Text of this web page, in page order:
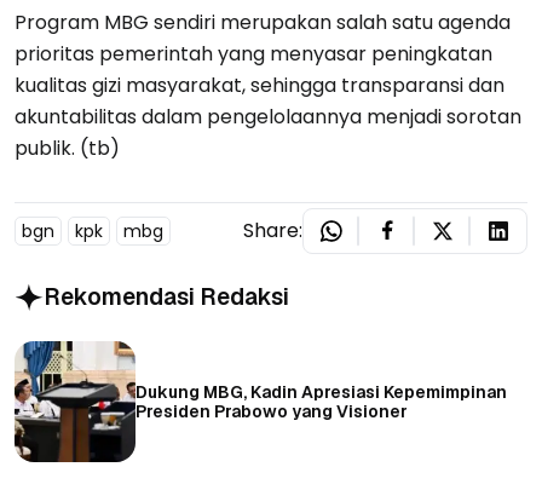
Program MBG sendiri merupakan salah satu agenda
prioritas pemerintah yang menyasar peningkatan
kualitas gizi masyarakat, sehingga transparansi dan
akuntabilitas dalam pengelolaannya menjadi sorotan
publik. (tb)
bgn kpk mbg Share:
Rekomendasi Redaksi
Dukung MBG, Kadin Apresiasi Kepemimpinan
Presiden Prabowo yang Visioner